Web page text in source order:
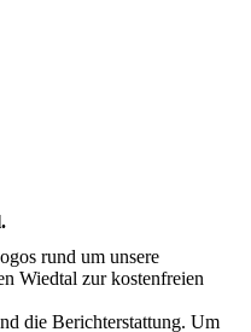
rund um unsere
Wiedtal zur kostenfreien
die Berichterstattung. Um